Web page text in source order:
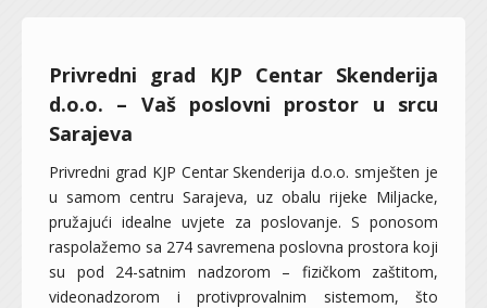
Privredni grad KJP Centar Skenderija
d.o.o. – Vaš poslovni prostor u srcu
Sarajeva
Privredni grad KJP Centar Skenderija d.o.o. smješten je
u samom centru Sarajeva, uz obalu rijeke Miljacke,
pružajući idealne uvjete za poslovanje. S ponosom
raspolažemo sa 274 savremena poslovna prostora koji
su pod 24-satnim nadzorom – fizičkom zaštitom,
videonadzorom i protivprovalnim sistemom, što